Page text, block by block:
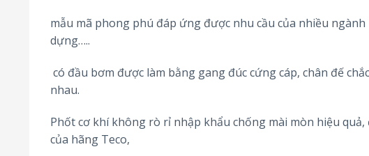
mẫu mã phong phú đáp ứng được nhu cầu của nhiều
dựng…..
có đầu bơm được làm bằng gang đúc cứng cáp, chân đế
nhau.
Phốt cơ khí không rò rỉ nhập khẩu chống mài mòn hiệu
của hãng Teco,